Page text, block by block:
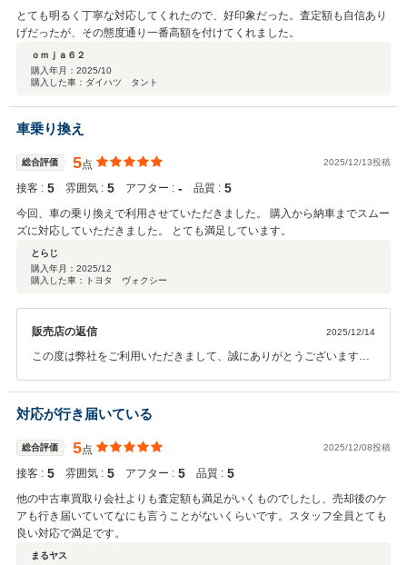
とても明るく丁寧な対応してくれたので、好印象だった。査定額も自信あり
げだったが、その態度通り一番高額を付けてくれました。
ｏｍｊａ６２
購入年月： 2025/10
購入した車：ダイハツ タント
車乗り換え
総合評価 5点 2025/12/13投稿
接客 : 5 雰囲気 : 5 アフター : ‐ 品質 : 5
今回、車の乗り換えで利用させていただきました。 購入から納車までスムー
ズに対応していただきました。 とても満足しています。
とらじ
購入年月： 2025/12
購入した車：トヨタ ヴォクシー
販売店の返信 2025/12/14
この度は弊社をご利用いただきまして、誠にありがとうございます。
とうございます。重ねて御礼申し上げます。 今後はアフターサポート
へと切り替わりますが、変わらずのサービスを継続させていただきま
すので、お困りの際はお気軽にご相談ください。今後とも何卒よろし
くお願い申し上げます。
対応が行き届いている
総合評価 5点 2025/12/08投稿
接客 : 5 雰囲気 : 5 アフター : 5 品質 : 5
他の中古車買取り会社よりも査定額も満足がいくものでしたし、売却後のケ
アも行き届いていてなにも言うことがないくらいです。スタッフ全員とても
良い対応で満足です。
まるヤス